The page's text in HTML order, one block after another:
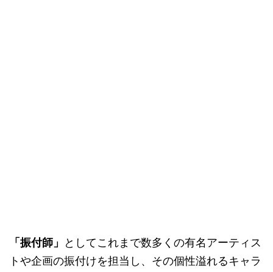
「振付師」
としてこれまで数多くの有名アーティス
トや企画の振付けを担当し、その個性溢れるキャラ